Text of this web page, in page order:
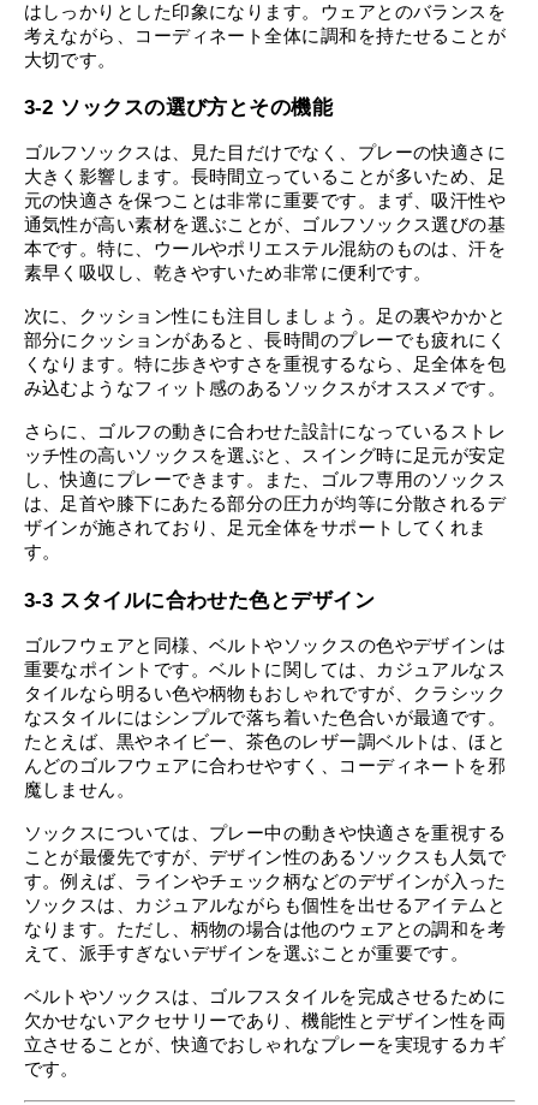
はしっかりとした印象になります。ウェアとのバランスを
考えながら、コーディネート全体に調和を持たせることが
大切です。
3-2 ソックスの選び方とその機能
ゴルフソックスは、見た目だけでなく、プレーの快適さに
大きく影響します。長時間立っていることが多いため、足
元の快適さを保つことは非常に重要です。まず、吸汗性や
通気性が高い素材を選ぶことが、ゴルフソックス選びの基
本です。特に、ウールやポリエステル混紡のものは、汗を
素早く吸収し、乾きやすいため非常に便利です。
次に、クッション性にも注目しましょう。足の裏やかかと
部分にクッションがあると、長時間のプレーでも疲れにく
くなります。特に歩きやすさを重視するなら、足全体を包
み込むようなフィット感のあるソックスがオススメです。
さらに、ゴルフの動きに合わせた設計になっているストレ
ッチ性の高いソックスを選ぶと、スイング時に足元が安定
し、快適にプレーできます。また、ゴルフ専用のソックス
は、足首や膝下にあたる部分の圧力が均等に分散されるデ
ザインが施されており、足元全体をサポートしてくれま
す。
3-3 スタイルに合わせた色とデザイン
ゴルフウェアと同様、ベルトやソックスの色やデザインは
重要なポイントです。ベルトに関しては、カジュアルなス
タイルなら明るい色や柄物もおしゃれですが、クラシック
なスタイルにはシンプルで落ち着いた色合いが最適です。
たとえば、黒やネイビー、茶色のレザー調ベルトは、ほと
んどのゴルフウェアに合わせやすく、コーディネートを邪
魔しません。
ソックスについては、プレー中の動きや快適さを重視する
ことが最優先ですが、デザイン性のあるソックスも人気で
す。例えば、ラインやチェック柄などのデザインが入った
ソックスは、カジュアルながらも個性を出せるアイテムと
なります。ただし、柄物の場合は他のウェアとの調和を考
えて、派手すぎないデザインを選ぶことが重要です。
ベルトやソックスは、ゴルフスタイルを完成させるために
欠かせないアクセサリーであり、機能性とデザイン性を両
立させることが、快適でおしゃれなプレーを実現するカギ
です。